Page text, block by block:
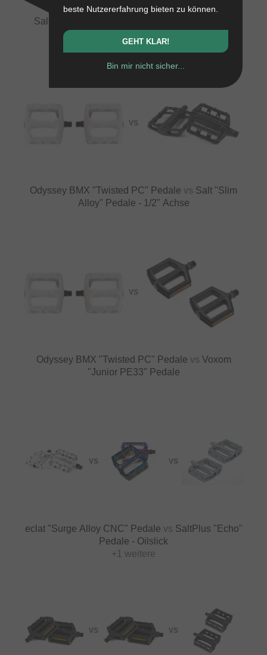
Salt "Slim Alloy" Pedale - 1/2" Achse
VS
Odyssey BMX "Twisted PC" Pedale vs Salt "Slim
Alloy" Pedale - 1/2" Achse
VS
Odyssey BMX "Twisted PC" Pedale vs Voxom
"Junior PE33" Pedale
VS VS
eclat "Surge Alloy CNC" Pedale vs SaltPlus "Echo"
Pedale - Oilslick
+1 weitere
VS VS
beste Nutzererfahrung bieten zu können.
GEHT KLAR!
Bin mir nicht sicher...